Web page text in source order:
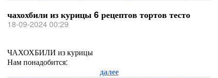
чахохбили из курицы 6 рецептов тортов тесто
18-09-2024 00:29
ЧАХОХБИЛИ из курицы
Нам понадобится:
далее